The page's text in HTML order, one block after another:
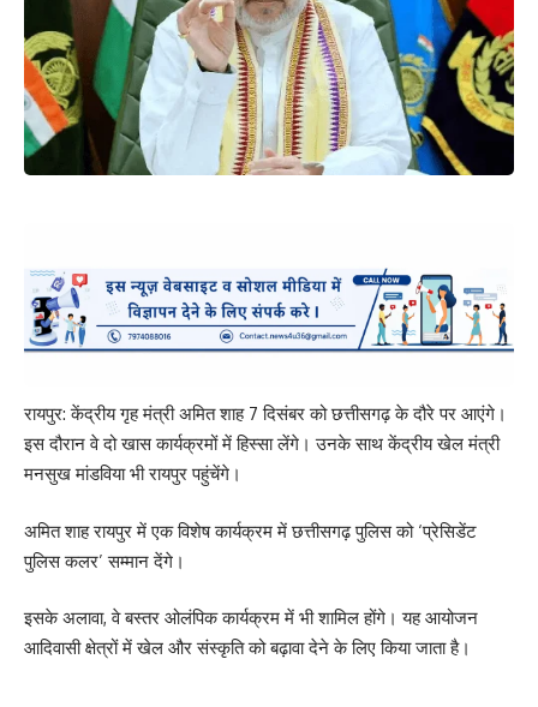
रायपुर: केंद्रीय गृह मंत्री अमित शाह 7 दिसंबर को छत्तीसगढ़ के दौरे पर आएंगे।
इस दौरान वे दो खास कार्यक्रमों में हिस्सा लेंगे। उनके साथ केंद्रीय खेल मंत्री
मनसुख मांडविया भी रायपुर पहुंचेंगे।
अमित शाह रायपुर में एक विशेष कार्यक्रम में छत्तीसगढ़ पुलिस को ‘प्रेसिडेंट
पुलिस कलर’ सम्मान देंगे।
इसके अलावा, वे बस्तर ओलंपिक कार्यक्रम में भी शामिल होंगे। यह आयोजन
आदिवासी क्षेत्रों में खेल और संस्कृति को बढ़ावा देने के लिए किया जाता है।